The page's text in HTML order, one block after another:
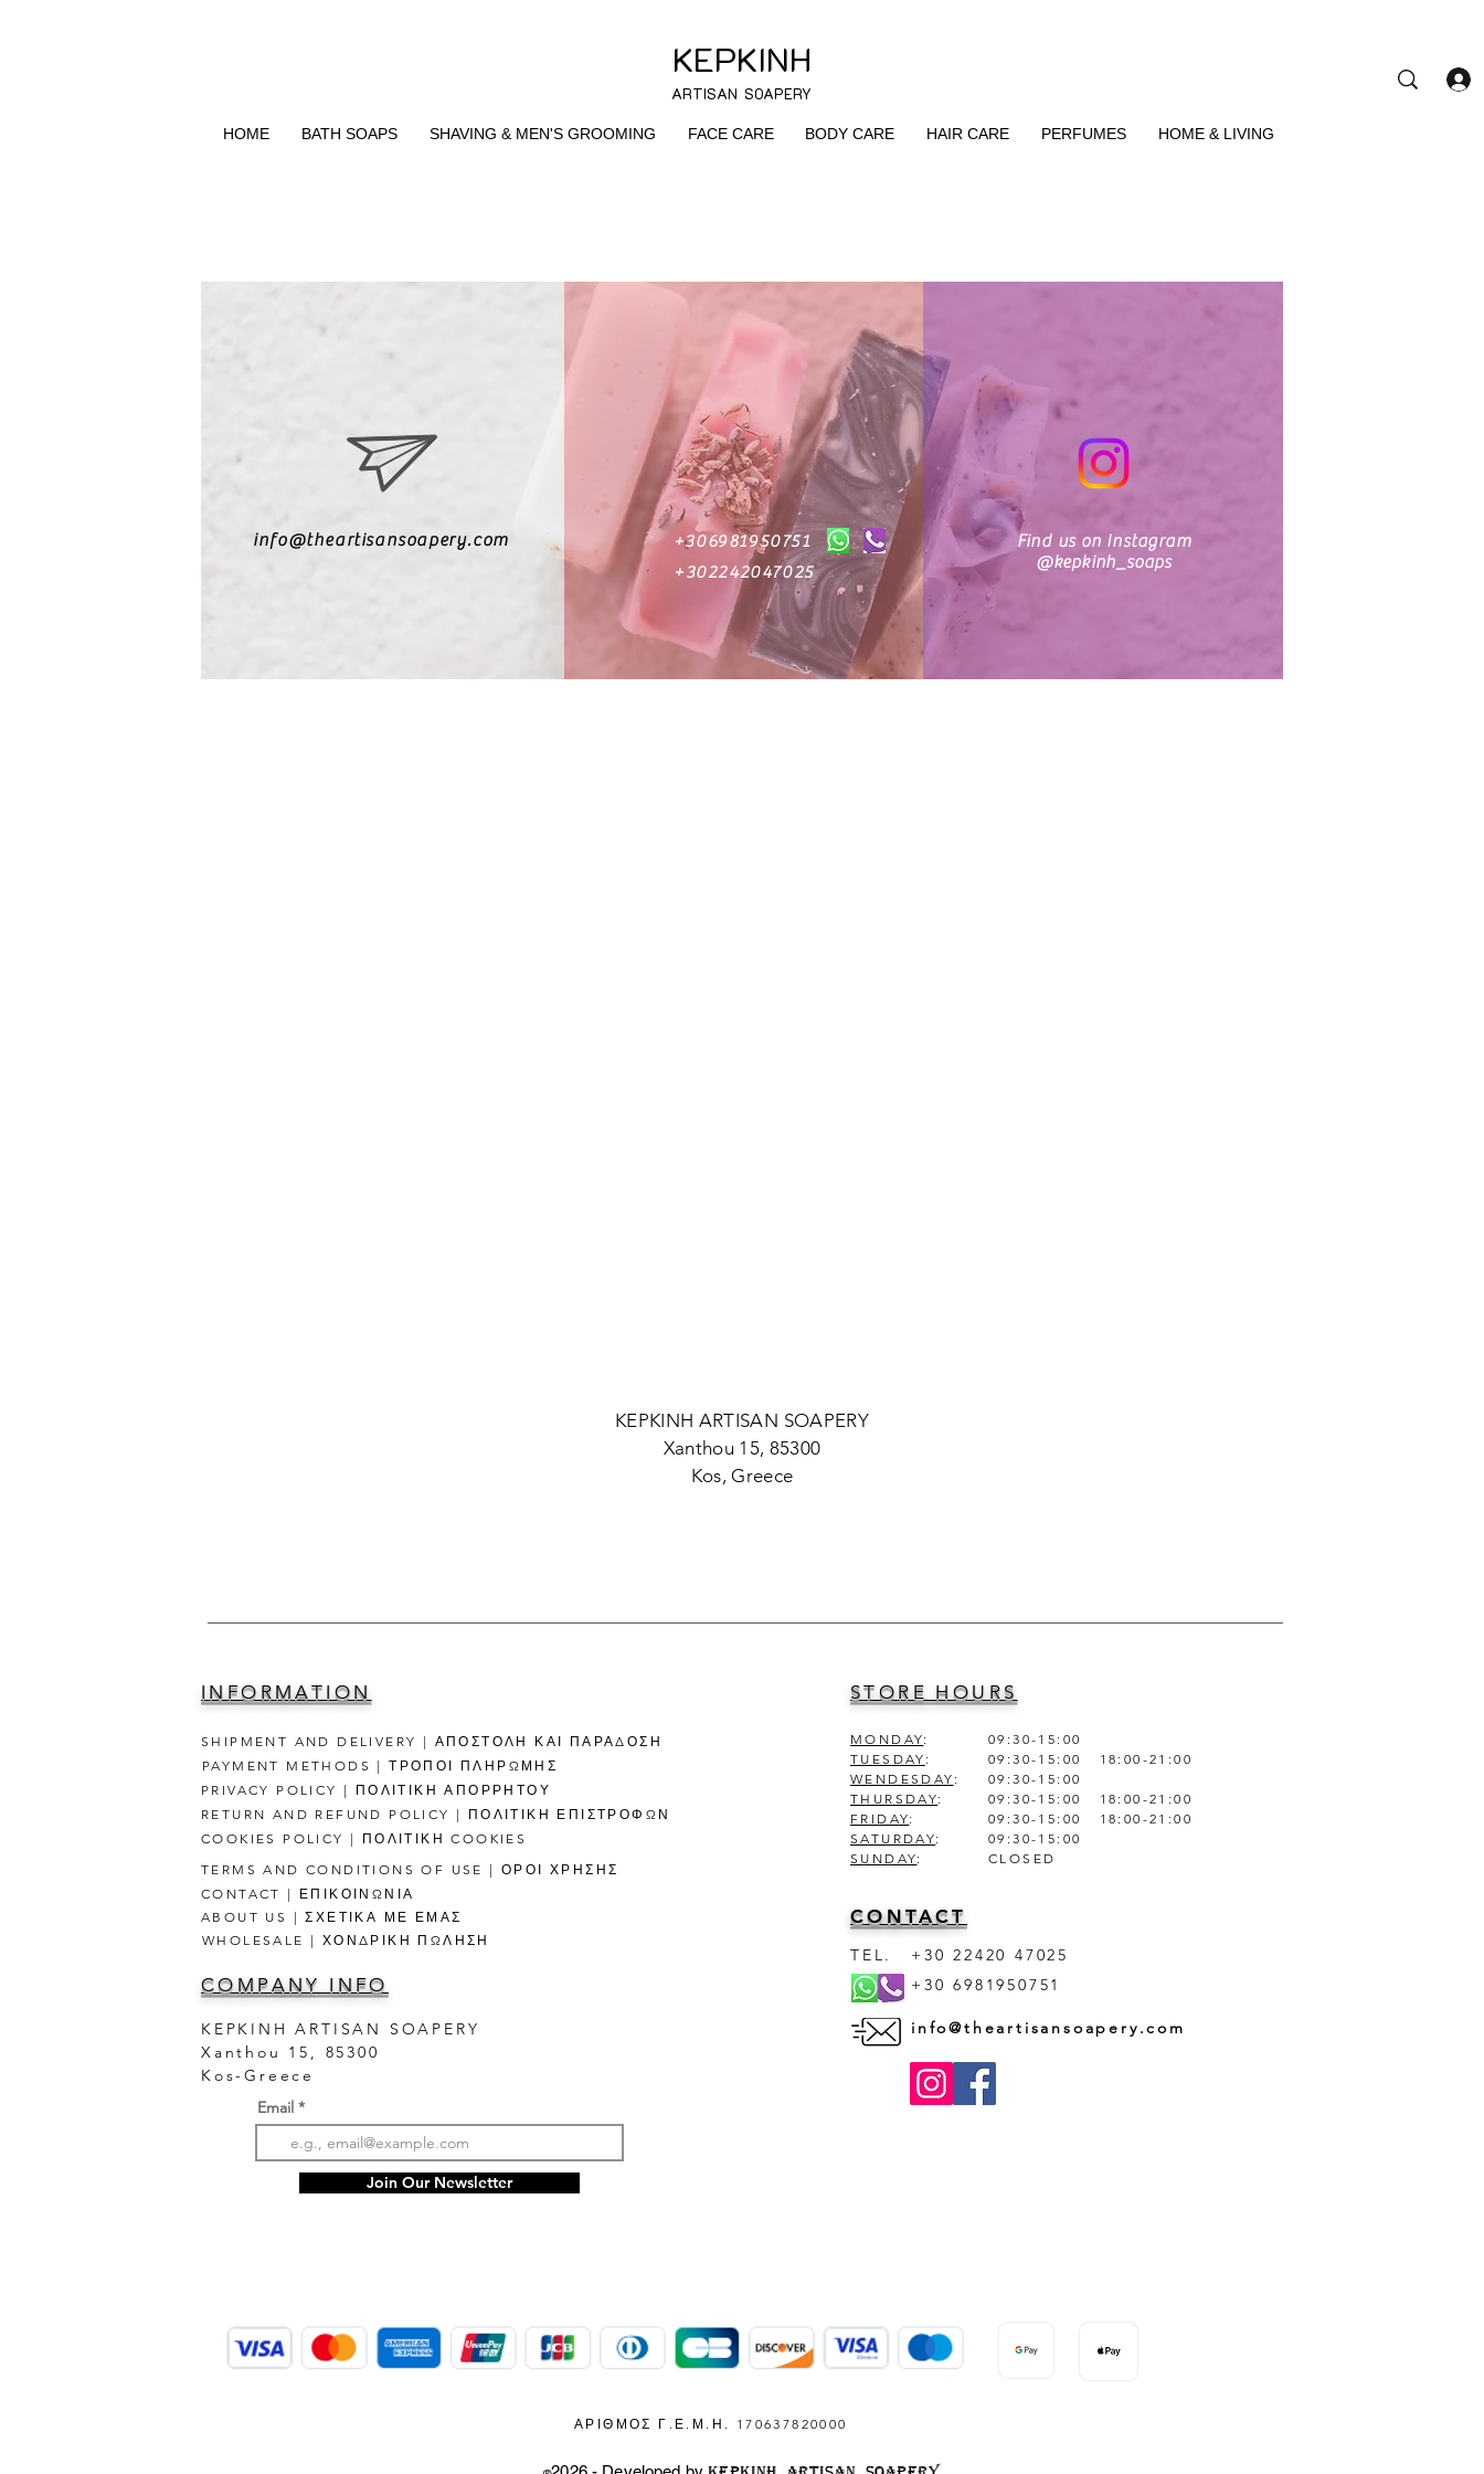
KEPKINH
ARTISAN SOAPERY
HOME BATH SOAPS SHAVING & MEN'S GROOMING FACE CARE BODY CARE HAIR CARE PERFUMES HOME & LIVING
info@theartisansoapery.com
+306981950751
+302242047025
Find us on Instagram
@kepkinh_soaps
KEPKINH ARTISAN SOAPERY
Xanthou 15, 85300
Kos, Greece
INFORMATION
SHIPMENT AND DELIVERY | ΑΠΟΣΤΟΛΗ ΚΑΙ ΠΑΡΑΔΟΣΗ
PAYMENT METHODS | ΤΡΟΠΟΙ ΠΛΗΡΩΜΗΣ
PRIVACY POLICY | ΠΟΛΙΤΙΚΗ ΑΠΟΡΡΗΤΟΥ
RETURN AND REFUND POLICY | ΠΟΛΙΤΙΚΗ ΕΠΙΣΤΡΟΦΩΝ
COOKIES POLICY | ΠΟΛΙΤΙΚΗ COOKIES
TERMS AND CONDITIONS OF USE | ΟΡΟΙ ΧΡΗΣΗΣ
STORE HOURS
MONDAY:
TUESDAY :
WENDESDAY :
THURSDAY:
FRIDAY:
SATURDAY:
SUNDAY:
09:30-15:00
09:30-15:00 18:00-21:00
09:30-15:00
09:30-15:00 18:00-21:00
09:30-15:00 18:00-21:00
09:30-15:00
CLOSED
CONTACT | ΕΠΙΚΟΙΝΩΝΙΑ
ABOUT US | ΣΧΕΤΙΚΑ ΜΕ ΕΜΑΣ
WHOLESALE | ΧΟΝΔΡΙΚΗ ΠΩΛΗΣΗ
COMPANY INFO
KEPKINH ARTISAN SOAPERY
Xanthou 15, 85300
Kos-Greece
SUBSCRIBE TO OUR NEWSLETTER
Email
Join Our Newsletter
CONTACT
TEL.
+30 22420 47025
+30 6981950751
info@theartisansoapery.com
ΑΡΙΘΜΟΣ Γ.Ε.Μ.Η. 170637820000